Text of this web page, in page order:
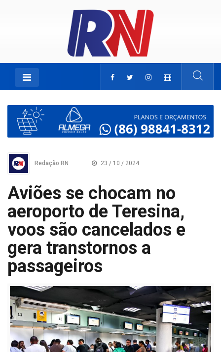
Redação RN 23 / 10 / 2024
Aviões se chocam no
aeroporto de Teresina,
voos são cancelados e
gera transtornos a
passageiros